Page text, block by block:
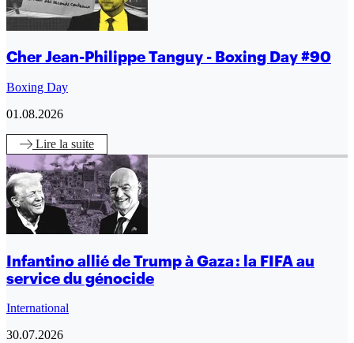
Cher Jean-Philippe Tanguy - Boxing Day #90
Boxing Day
01.08.2026
Lire la suite
Infantino allié de Trump à Gaza : la FIFA au
service du génocide
International
30.07.2026